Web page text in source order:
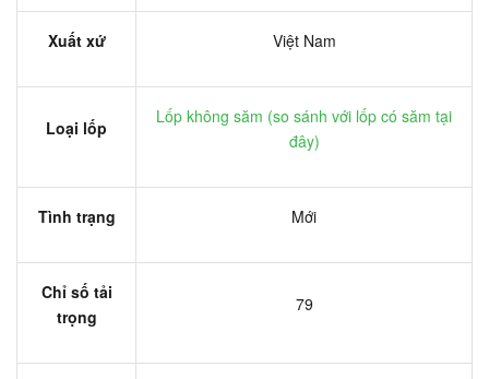
Xuất xứ Việt Nam
Loại lốp
Lốp không săm (so sánh với lốp có săm tại
đây)
Tình trạng Mới
Chỉ số tải
trọng
79